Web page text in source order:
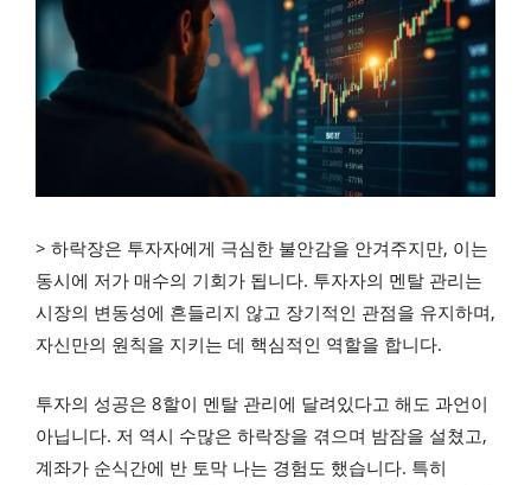
> 하락장은 투자자에게 극심한 불안감을 안겨주지만, 이는
동시에 저가 매수의 기회가 됩니다. 투자자의 멘탈 관리는
시장의 변동성에 흔들리지 않고 장기적인 관점을 유지하며,
자신만의 원칙을 지키는 데 핵심적인 역할을 합니다.
투자의 성공은 8할이 멘탈 관리에 달려있다고 해도 과언이
아닙니다. 저 역시 수많은 하락장을 겪으며 밤잠을 설쳤고,
계좌가 순식간에 반 토막 나는 경험도 했습니다. 특히